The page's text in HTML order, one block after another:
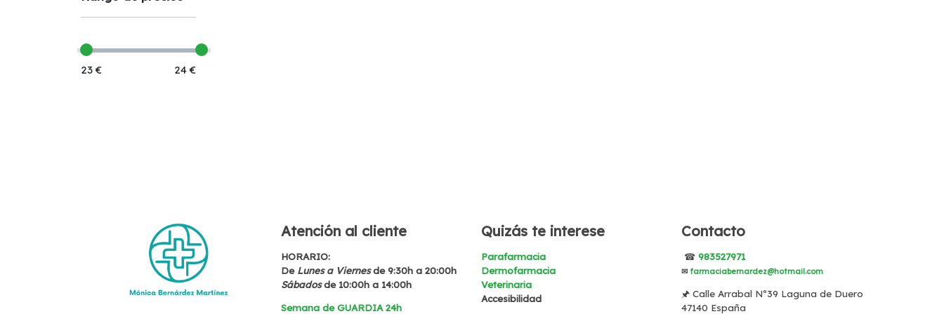
23 € 24 €
Atención al cliente
HORARIO:
DeLunes a Viernesde 9:30h a 20:00h
Sábadosde 10:00h a 14:00h
Semana de GUARDIA 24h
Quizás te interese
Parafarmacia
Dermofarmacia
Veterinaria
Accesibilidad
Contacto
☎ 983527971
✉ farmaciabernardez@hotmail.com
🖈 Calle Arrabal Nº39 Laguna de Duero
47140 España